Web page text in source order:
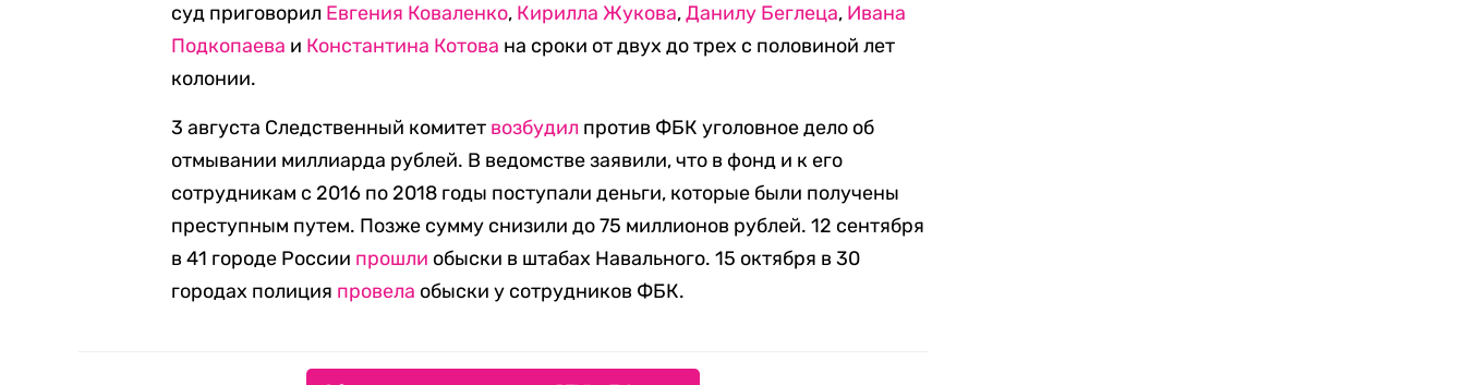
суд приговорил Евгения Коваленко, Кирилла Жукова,Данилу Беглеца, Ивана
Подкопаева и Константина Котова на сроки от двух до трех с половиной лет
колонии.
3 августа Следственный комитет возбудил против ФБК уголовное дело об
отмывании миллиарда рублей. В ведомстве заявили, что в фонд и к его
сотрудникам с 2016 по 2018 годы поступали деньги, которые были получены
преступным путем. Позже сумму снизили до 75 миллионов рублей. 12 сентября
в 41 городе России прошли обыски в штабах Навального. 15 октября в 30
городах полиция провела обыски у сотрудников ФБК.